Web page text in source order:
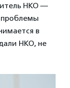
НКО —
проблемы
в
НКО, не